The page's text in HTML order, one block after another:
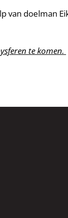
van doelman
te komen.